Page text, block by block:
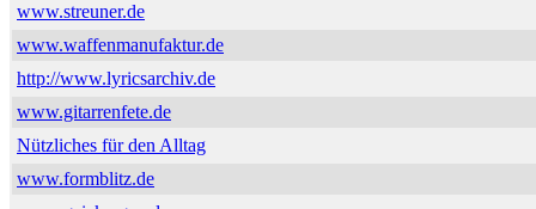
www.streuner.de
www.waffenmanufaktur.de
http://www.lyricsarchiv.de
www.gitarrenfete.de
Nützliches für den Alltag
www.formblitz.de